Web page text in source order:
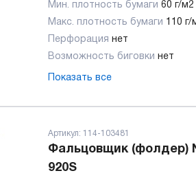
Мин. плотность бумаги 60 г/м2
Макс. плотность бумаги 110 г/
Перфорация нет
Возможность биговки нет
Показать все
Артикул: 114-103481
Фальцовщик (фолдер)
920S